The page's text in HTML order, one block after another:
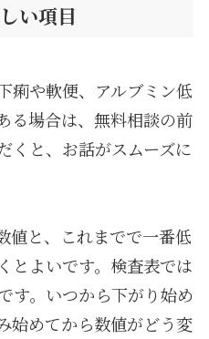
い項目
痢や軟便、アルブミン低
る場合は、無料相談の前
くと、お話がスムーズに
値と、これまでで一番低
とよいです。検査表では
す。いつから下がり始め
始めてから数値がどう変